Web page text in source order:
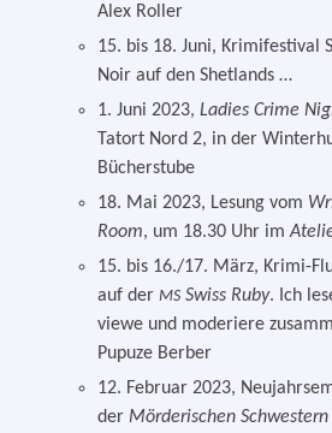
Alex Roller
15. bis 18. Juni, Krimifestival
Noir auf den Shetlands …
1. Juni 2023,Ladies Crime
Tatort Nord 2, in der
Bücherstube
18. Mai 2023, Lesung vom
Room, um 18.30 Uhr im
15. bis 16./17. März, Krimi-
auf derMS Swiss Ruby. Ich
viewe und mode­rie­re
Pupuze Berber
12. Februar 2023,
der Mörderischen Schwestern